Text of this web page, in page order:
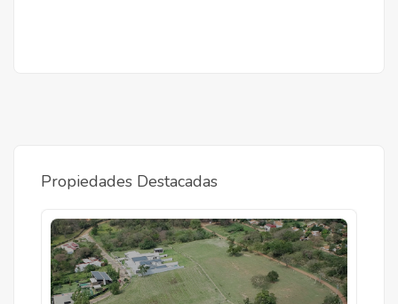
Proyectos Terminados
Parque Las Golondrinas
Propiedades Destacadas